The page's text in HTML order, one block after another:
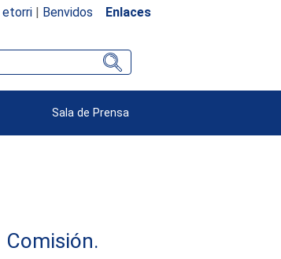
etorri| Benvidos Enlaces
Sala de Prensa